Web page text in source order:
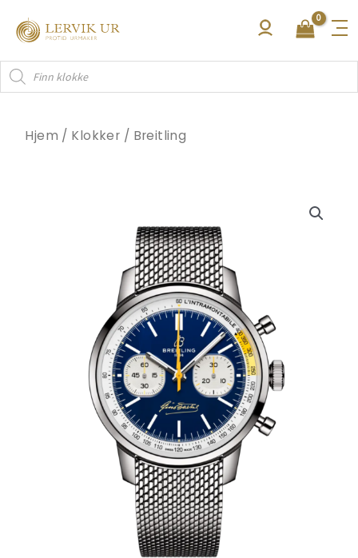
rett
innholdet
Products
search
Hjem / Klokker / Breitling